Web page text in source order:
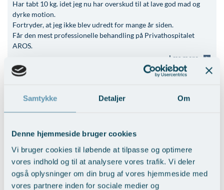
Samtykke Detaljer Om
Denne hjemmeside bruger cookies
Vi bruger cookies til løbende at tilpasse og optimere
vores indhold og til at analysere vores trafik. Vi deler
også oplysninger om din brug af vores hjemmeside med
vores partnere inden for sociale medier og
Har tabt 10 kg. idet jeg nu har overskud til at lave god mad og
dyrke motion.
Fortryder, at jeg ikke blev udredt for mange år siden.
Får den mest professionelle behandling på Privathospitalet
AROS.
Læs mere
/ Jens 80 år
Jeg har netop afsluttet et lille behandlingsforløb på Aros
Privathospital, for om muligt at fjerne eller mindske noget
søvnbesvær. Behandleren var under hele forløbet sygeplejerske
Solveig Rasmussen.